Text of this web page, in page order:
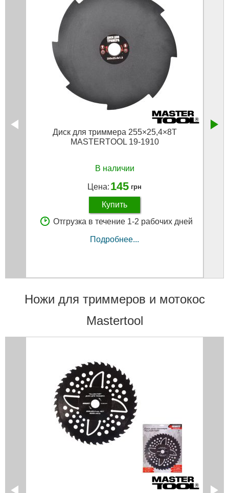
Диск для триммера 255×25,4×8Т
MASTERTOOL 19-1910
В наличии
Цена: 145 грн
Купить
Отгрузка в течение 1-2 рабочих дней
Подробнее...
Ножи для триммеров и мотокос
Mastertool